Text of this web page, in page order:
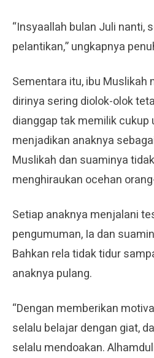
“Insyaallah bulan Juli nanti,
pelantikan,” ungkapnya
Sementara itu, ibu Muslikah
dirinya sering diolok-olok
dianggap tak memilik cukup
menjadikan anaknya
Muslikah dan suaminya
menghiraukan ocehan
Setiap anaknya menjalani
pengumuman, Ia dan
Bahkan rela tidak tidur
anaknya pulang.
“Dengan memberikan
selalu belajar dengan giat,
selalu mendoakan.